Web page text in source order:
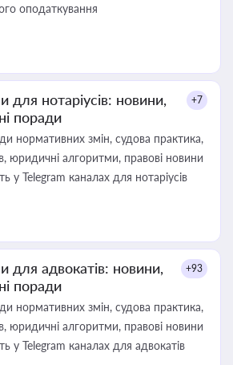
оподаткування
для нотаріусів: новини,
поради
+7
нормативних змін, судова практика,
юридичні алгоритми, правові новини
у Telegram каналах для нотаріусів
для адвокатів: новини,
поради
+93
нормативних змін, судова практика,
юридичні алгоритми, правові новини
у Telegram каналах для адвокатів